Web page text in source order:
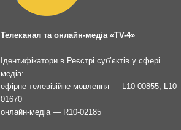
Телеканал та онлайн-медіа «TV-4»
Ідентифікатори в Реєстрі суб’єктів у сфері
медіа:
ефірне телевізійне мовлення — L10-00855, L10-
01670
онлайн-медіа — R10-02185